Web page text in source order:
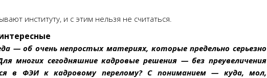
институту, и с этим нельзя не считаться.
— об очень непростых материях, которые предельно серьезно
многих сегодняшние кадровые решения — без преувеличения
в ФЭИ к кадровому перелому? С пониманием — куда, мол,